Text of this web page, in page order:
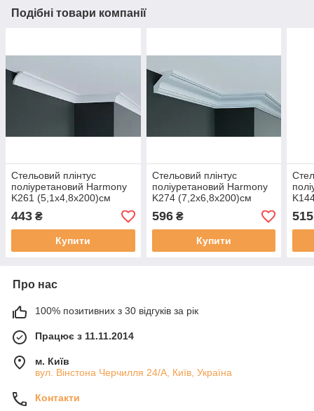
Подібні товари компанії
Стельовий плінтус
поліуретановий Harmony
K261 (5,1х4,8х200)см
443 ₴
Купити
Стельовий плінтус
поліуретановий Harmony
K274 (7,2х6,8х200)см
596₴
Купити
515
Про нас
100% позитивних з 30 відгуків за рік
Працює з 11.11.2014
м. Київ
вул. Вінстона Черчилля 24/А, Київ, Україна
Контакти